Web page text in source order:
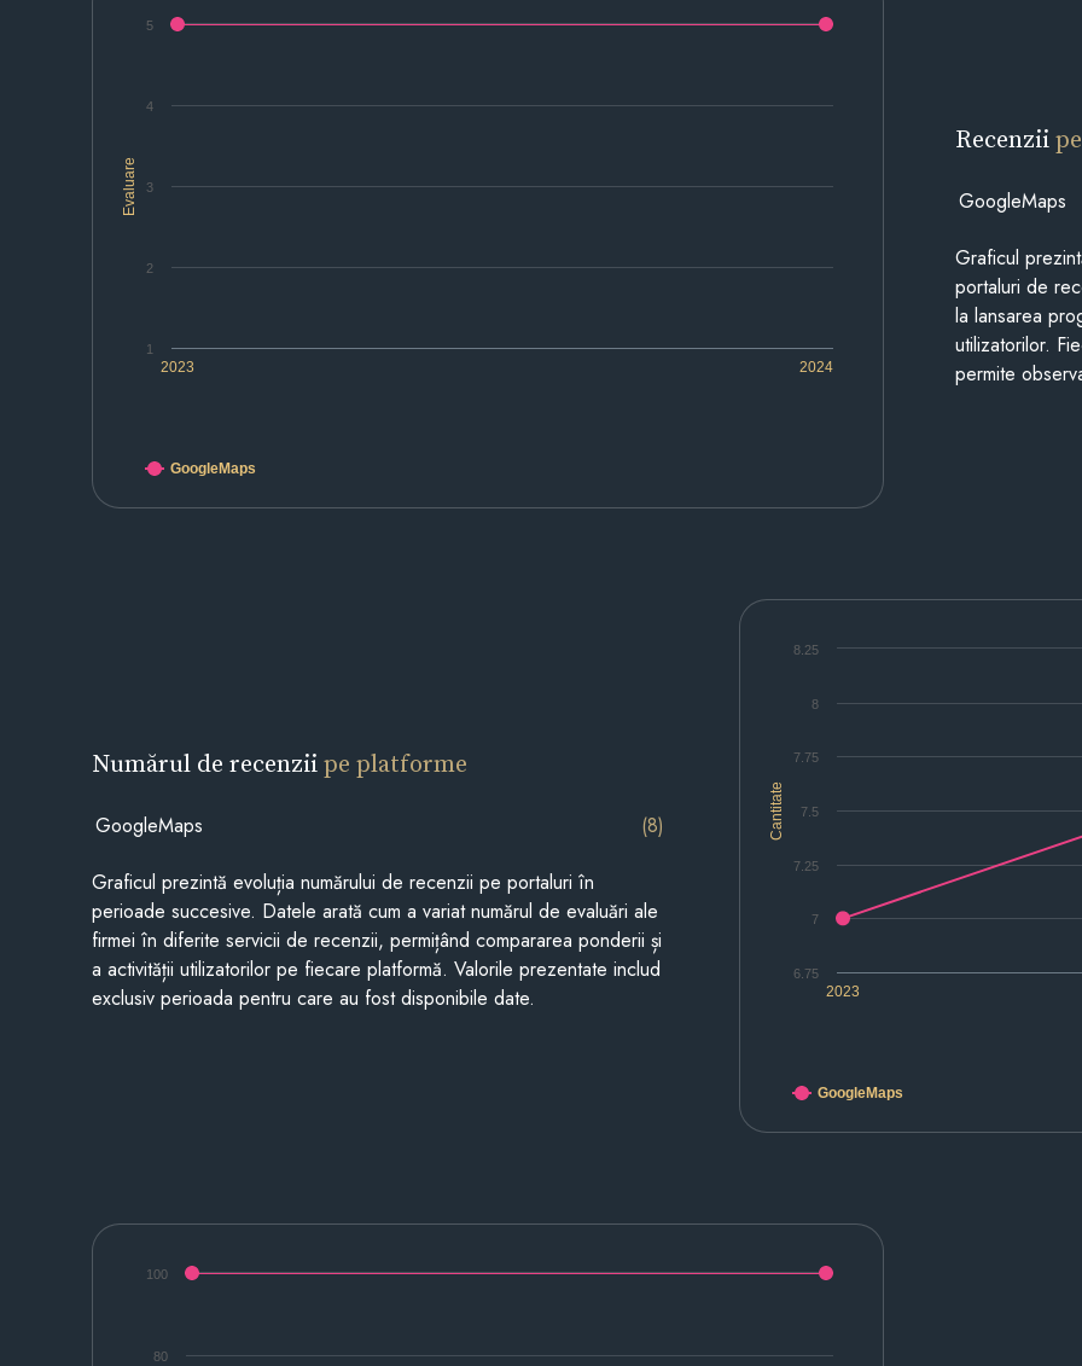
Evaluare
2023 2024
1
2
3
4
5
GoogleMaps
Recenzii
GoogleMaps
Graficul
portaluri de
la lansarea
utilizatorilor.
permite
Cantitate
2023
6.75
7
7.25
7.5
7.75
8
8.25
GoogleMaps
Numărul de recenziipe platforme
GoogleMaps (8)
Graficul prezintă evoluția numărului de recenzii pe portaluri în
perioade succesive. Datele arată cum a variat numărul de evaluări ale
firmei în diferite servicii de recenzii, permițând compararea ponderii și
a activității utilizatorilor pe fiecare platformă. Valorile prezentate includ
exclusiv perioada pentru care au fost disponibile date.
80
100